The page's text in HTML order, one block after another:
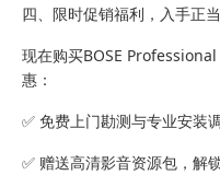
四、限时促销福利，入手正
现在购买BOSE
惠：
✅ 免费上门勘测与专业安装
✅ 赠送高清影音资源包，解